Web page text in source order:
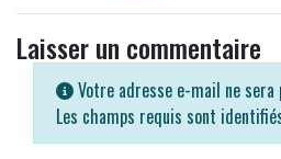
Laisser un commentaire
Votre adresse e-mail ne sera
Les champs requis sont